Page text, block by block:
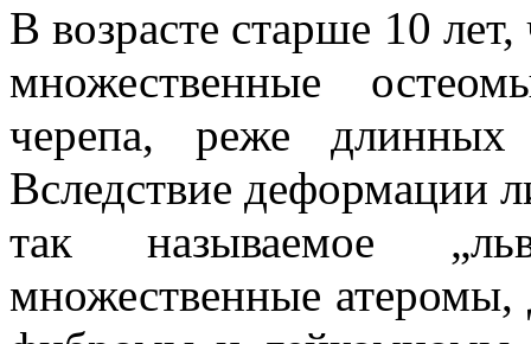
В возрасте старше 10
множественные
черепа, реже
Вследствие деформации
так называемое
множественные